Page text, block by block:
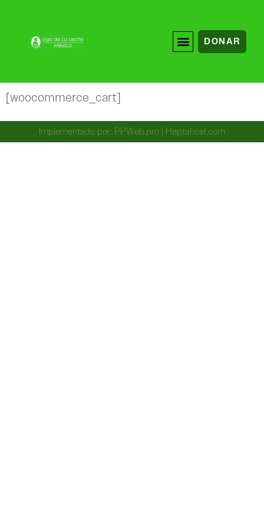
DONAR
[woocommerce_cart]
Implementado por: PPWeb.pro | Heptahost.com